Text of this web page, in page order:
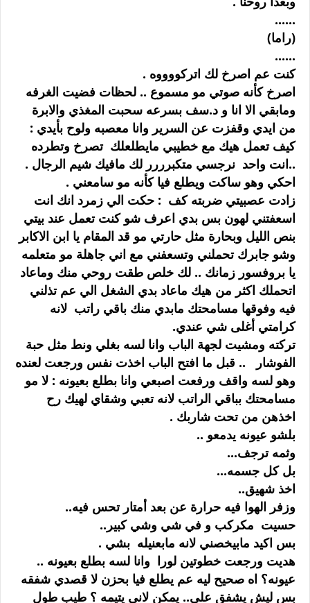
......
(راما)
......
كنت عم اصرخ لك اتركووووه .
اصرخ كأنه صوتي مو مسموع .. لحظات فضيت الغرفه
ومابقي الا انا و د.سف بسرعه سحبت المغذي والابرة
من ايدي وقفزت عن السرير وانا معصبه ولوح بأيدي :
كيف تعمل هيك مع خطيبي مايطلعلك تصرخ وتطرده
..انت واحد نرجسي متكبرررر لك مافيك شيم الرجال .
احكي وهو ساكت ويطلع فيا كأنه مو سامعني .
زادت عصبيتي ضربته كف : حكت الي زمرد انك انت
اسعفتني لهون بس بدي اعرف شو كنت تعمل عند بيتي
بنص الليل وبحارة مثل حارتي مو قد المقام يا ابن الاكابر
وشو جابرك تحملني وتسعفني مع اني جاهلة مو متعلمه
يا بروفسور زمانك .. لك خلص طقت روحي منك وماعاد
اتحملك اكثر من هيك ماعاد بدي الشغل الي عم تذلني
فيه وفوقها مسامحتك مابدي منك باقي راتب لانه
كرامتي أغلى شي عندي.
تركته ومشيت لجهة الباب وانا لسه بغلي ونط مثل حبة
الفوشار .. قبل ما افتح الباب اخذت نفس ورجعت لعنده
وهو لسه واقف ورفعت اصبعي وانا بطلع بعيونه : لا مو
مسامحتك بباقي الراتب لانه تعبي وشقاي لهيك رح
اخذهن من تحت شاربك .
بلشو عيونه يدمعو ..
وثمه ترجف...
بل كل جسمه...
اخذ شهيق..
وزفر الهوا فيه حرارة عن بعد أمتار تحس فيه..
حسيت مكركب و في شي وشي كبير..
بس اكيد مابيخصني لانه مابعنيله بشي .
هديت ورجعت خطوتين لورا وانا لسه بطلع بعيونه ..
عيونه؟ اه صحيح ليه عم يطلع فيا بحزن لا قصدي شفقه
بس ليش يشفق علي.. يمكن لاني يتيمه ؟ طيب طول